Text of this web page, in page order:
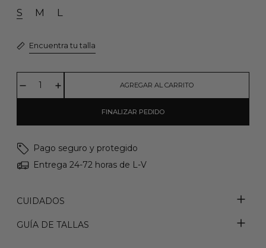
S M L
Encuentra tu talla
AGREGAR AL CARRITO
FINALIZAR PEDIDO
Pago seguro y protegido
Entrega 24-72 horas de L-V
CUIDADOS
GUÍA DE TALLAS